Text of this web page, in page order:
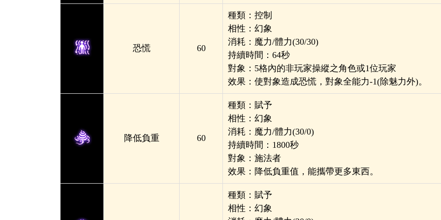
恐慌 60
種類：控制
相性：幻象
消耗：魔力/體力(30/30)
持續時間：64秒
對象：5格內的非玩家操縱之角色或1位玩家
效果：使對象造成恐慌，對象全能力-1(除魅力外)。
降低負重 60
種類：賦予
相性：幻象
消耗：魔力/體力(30/0)
持續時間：1800秒
對象：施法者
效果：降低負重值，能攜帶更多東西。
種類：賦予
相性：幻象